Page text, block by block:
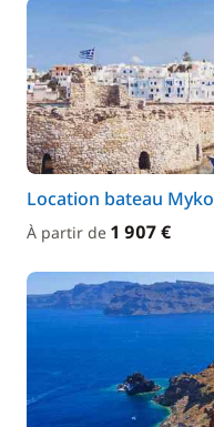
Location bateau
À partir de 1 907 €